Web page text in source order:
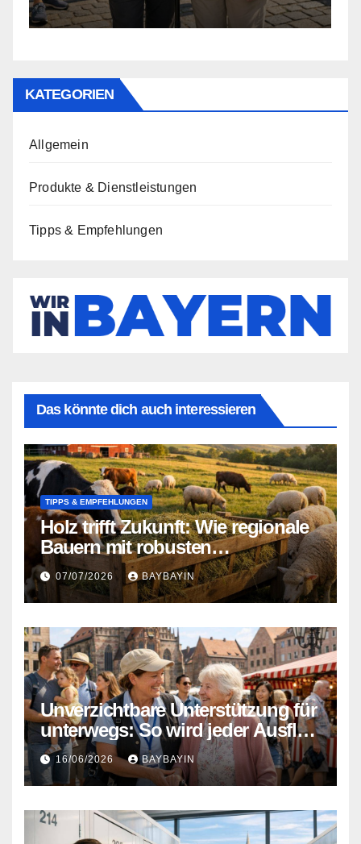
KATEGORIEN
Allgemein
Produkte & Dienstleistungen
Tipps & Empfehlungen
Das könnte dich auch interessieren
TIPPS & EMPFEHLUNGEN
Holz trifft Zukunft: Wie regionale
Bauern mit robusten
Konstruktionen Tierfütterung neu
denken
07/07/2026 BAYBAYIN
Unverzichtbare Unterstützung für
unterwegs: So wird jeder Ausflug
in Nürnberg zum Erlebnis
16/06/2026 BAYBAYIN